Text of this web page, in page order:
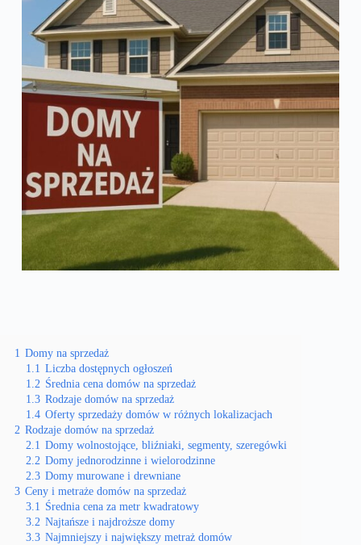
1 Domy na sprzedaż
1.1 Liczba dostępnych ogłoszeń
1.2 Średnia cena domów na sprzedaż
1.3 Rodzaje domów na sprzedaż
1.4 Oferty sprzedaży domów w różnych lokalizacjach
2 Rodzaje domów na sprzedaż
2.1 Domy wolnostojące, bliźniaki, segmenty, szeregówki
2.2 Domy jednorodzinne i wielorodzinne
2.3 Domy murowane i drewniane
3 Ceny i metraże domów na sprzedaż
3.1 Średnia cena za metr kwadratowy
3.2 Najtańsze i najdroższe domy
3.3 Najmniejszy i największy metraż domów